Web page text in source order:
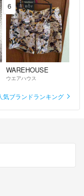
6
WAREHOUSE
ウエアハウス
気ブランドランキング